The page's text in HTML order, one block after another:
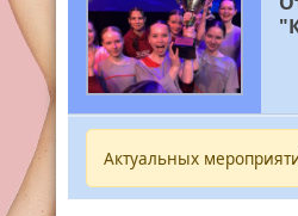
Актуальных